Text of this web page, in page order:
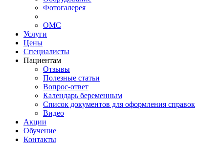
Фотогалерея
ОМС
Услуги
Цены
Специалисты
Пациентам
Отзывы
Полезные статьи
Вопрос-ответ
Календарь беременным
Список документов для оформления справок
Видео
Акции
Обучение
Контакты